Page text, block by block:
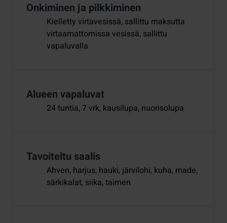
Onkiminen ja pilkkiminen
Kielletty virtavesissä, sallittu maksutta
virtaamattomissa vesissä, sallittu
vapaluvalla
Alueen vapaluvat
24 tuntia, 7 vrk, kausilupa, nuorisolupa
Tavoiteltu saalis
Ahven, harjus, hauki, järvilohi, kuha, made,
särkikalat, siika, taimen